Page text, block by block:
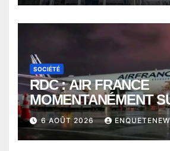
SOCIÉTÉ
RDC : AIR FRANCE
MOMENTANÉMENT
ENTRE KINSHASA ET
6 AOÛT 2026